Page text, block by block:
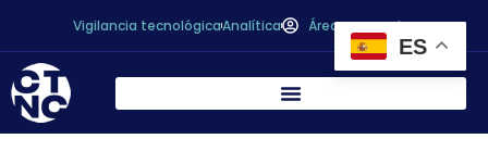
Vigilancia tecnológicaAnalítica Área personal
ES